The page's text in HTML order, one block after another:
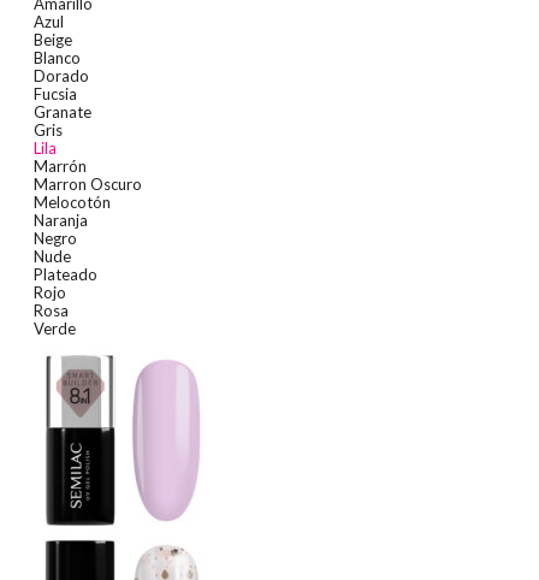
Azul
Beige
Blanco
Dorado
Fucsia
Granate
Gris
Lila
Marrón
Marron Oscuro
Melocotón
Naranja
Negro
Nude
Plateado
Rojo
Rosa
Verde